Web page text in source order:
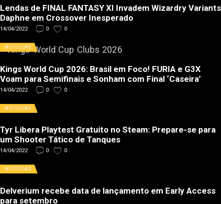
Lendas de FINAL FANTASY XI Invadem Wizardry Variants
Daphne em Crossover Inesperado
14/04/2022 0 0
NOTÍCIAS
Kings World Cup 2026: Brasil em Foco! FURIA e G3X
Voam para Semifinais e Sonham com Final ‘Caseira’
14/04/2022 0 0
NOTÍCIAS
Tyr Libera Playtest Gratuito no Steam: Prepare-se para
um Shooter Tático de Tanques
14/04/2022 0 0
NOTÍCIAS
Delverium recebe data de lançamento em Early Access
para setembro